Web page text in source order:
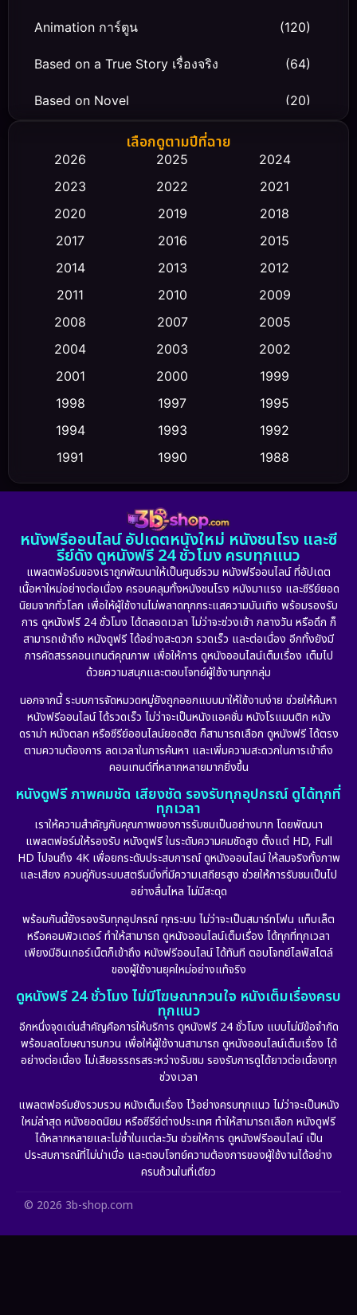
Animation การ์ตูน (120)
Based on a True Story เรื่องจริง (64)
Based on Novel (20)
Biography ชีวิตจริง
Classic หนังคลาสสิก (23)
Comedy ตลก (475)
Conspiracy
Crime อาชญากรรม (355)
Culture (23)
Dance เต้น
Detective สืบสวน (5)
Detective สืบสวน (56)
Disaster (10)
Disney+ (24)
Drama ดราม่า (898)
Emotional (101)
Epic มหากาพย์ (17)
Erotic (10)
Fantasy จินตนาการ (265)
Film
Gothic (6)
HBO GO (11)
HBO Max (2)
Healing
Heist (7)
เลือกดูตามปีที่ฉาย
2026 2025
2024
2023
2022
2021
2020
2019
2018
2017
2016
2015
2014
2013
2012
2011
2010
2009
2008
2007
2005
2004
2003
2002
2001
2000
1999
1998
1997
1995
1994
1993
1992
1991
1990
1988
1986
1985
1983
1981
1974
1971 1962
หนังฟรีออนไลน์ อัปเดตหนังใหม่ หนังชนโรง และซี
รีย์ดัง ดูหนังฟรี 24 ชั่วโมง ครบทุกแนว
แพลตฟอร์มของเราถูกพัฒนาให้เป็นศูนย์รวม หนังฟรีออนไลน์ ที่อัปเดต
เนื้อหาใหม่อย่างต่อเนื่อง ครอบคลุมทั้งหนังชนโรง หนังมาแรง และซีรีย์ยอด
นิยมจากทั่วโลก เพื่อให้ผู้ใช้งานไม่พลาดทุกกระแสความบันเทิง พร้อมรองรับ
การ ดูหนังฟรี 24 ชั่วโมง ได้ตลอดเวลา ไม่ว่าจะช่วงเช้า กลางวัน หรือดึก ก็
สามารถเข้าถึง หนังดูฟรี ได้อย่างสะดวก รวดเร็ว และต่อเนื่อง อีกทั้งยังมี
การคัดสรรคอนเทนต์คุณภาพ เพื่อให้การ ดูหนังออนไลน์เต็มเรื่อง เต็มไป
ด้วยความสนุกและตอบโจทย์ผู้ใช้งานทุกกลุ่ม
นอกจากนี้ ระบบการจัดหมวดหมู่ยังถูกออกแบบมาให้ใช้งานง่าย ช่วยให้ค้นหา
หนังฟรีออนไลน์ ได้รวดเร็ว ไม่ว่าจะเป็นหนังแอคชั่น หนังโรแมนติก หนัง
ดราม่า หนังตลก หรือซีรีย์ออนไลน์ยอดฮิต ก็สามารถเลือก ดูหนังฟรี ได้ตรง
ตามความต้องการ ลดเวลาในการค้นหา และเพิ่มความสะดวกในการเข้าถึง
คอนเทนต์ที่หลากหลายมากยิ่งขึ้น
หนังดูฟรี ภาพคมชัด เสียงชัด รองรับทุกอุปกรณ์ ดูได้ทุกที่
ทุกเวลา
เราให้ความสำคัญกับคุณภาพของการรับชมเป็นอย่างมาก โดยพัฒนา
แพลตฟอร์มให้รองรับ หนังดูฟรี ในระดับความคมชัดสูง ตั้งแต่ HD, Full
HD ไปจนถึง 4K เพื่อยกระดับประสบการณ์ ดูหนังออนไลน์ ให้สมจริงทั้งภาพ
และเสียง ควบคู่กับระบบสตรีมมิ่งที่มีความเสถียรสูง ช่วยให้การรับชมเป็นไป
อย่างลื่นไหล ไม่มีสะดุด
พร้อมกันนี้ยังรองรับทุกอุปกรณ์ ทุกระบบ ไม่ว่าจะเป็นสมาร์ทโฟน แท็บเล็ต
หรือคอมพิวเตอร์ ทำให้สามารถ ดูหนังออนไลน์เต็มเรื่อง ได้ทุกที่ทุกเวลา
เพียงมีอินเทอร์เน็ตก็เข้าถึง หนังฟรีออนไลน์ ได้ทันที ตอบโจทย์ไลฟ์สไตล์
ของผู้ใช้งานยุคใหม่อย่างแท้จริง
ดูหนังฟรี 24 ชั่วโมง ไม่มีโฆษณากวนใจ หนังเต็มเรื่องครบ
ทุกแนว
อีกหนึ่งจุดเด่นสำคัญคือการให้บริการ ดูหนังฟรี 24 ชั่วโมง แบบไม่มีข้อจำกัด
พร้อมลดโฆษณารบกวน เพื่อให้ผู้ใช้งานสามารถ ดูหนังออนไลน์เต็มเรื่อง ได้
อย่างต่อเนื่อง ไม่เสียอรรถรสระหว่างรับชม รองรับการดูได้ยาวต่อเนื่องทุก
ช่วงเวลา
แพลตฟอร์มยังรวบรวม หนังเต็มเรื่อง ไว้อย่างครบทุกแนว ไม่ว่าจะเป็นหนัง
ใหม่ล่าสุด หนังยอดนิยม หรือซีรีย์ต่างประเทศ ทำให้สามารถเลือก หนังดูฟรี
ได้หลากหลายและไม่ซ้ำในแต่ละวัน ช่วยให้การ ดูหนังฟรีออนไลน์ เป็น
ประสบการณ์ที่ไม่น่าเบื่อ และตอบโจทย์ความต้องการของผู้ใช้งานได้อย่าง
ครบถ้วนในที่เดียว
© 2026 3b-shop.com